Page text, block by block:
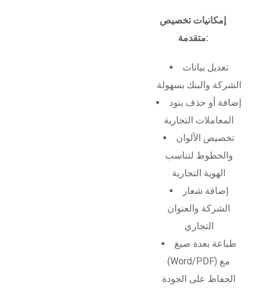
إمكانيات تخصيص
متقدمة:
تعديل بيانات
الشركة والبنك بسهولة
إضافة أو حذف بنود
المعاملات التجارية
تخصيص الألوان
والخطوط لتناسب
الهوية التجارية
إضافة شعار
الشركة والعنوان
التجاري
طباعة بعدة صيغ
(Word/PDF) مع
الحفاظ على الجودة